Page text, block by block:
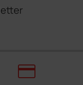
credit_card